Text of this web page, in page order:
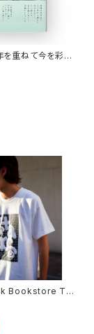
重ねて今を彩る
Bookstore Te